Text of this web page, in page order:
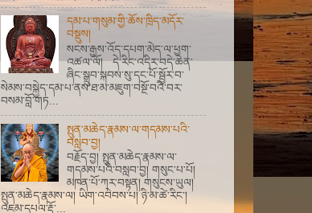
དམ་པ་གསུམ་གྱི་ཆོས་ཁྲིད་མདོར་
བསྡུས།
སངས་རྒྱས་འོད་དཔག་མེད་ལ་ཕྱག་
འཚལ་ལོ། དེ་རིང་འདིར་བདེ་ཆེན་
ཞིང་སྒྲུབ་སྐབས་སུ་དང་པོ་སྦྱོར་བ་
སེམས་བསྐྱེད་དམ་པ་ནས་ཐ་མ་མཇུག་བསྔོ་བའི་བར་
བསམ་བློ་གཏ...
སྤུན་མཆེད་རྣམས་ལ་གདམས་པའི་
བསླབ་བྱ།
བརྗོད་བྱ། སྤུན་མཆེད་རྣམས་ལ་
གདམས་པའི་བསླབ་བྱ། གསུང་པ་པོ།
མཁན་པོ་ཀར་བསྟན། གསུངས་ཡུལ།
སྤུན་མཆེད་རྣམས་ལ། ཡིག་འབེབས་པ། ཉི་མ་ཚེ་རིང་།
འཇམ་དཔལ་རྡོ་...